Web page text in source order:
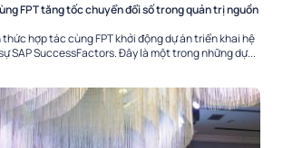
FPT tăng tốc chuyển đổi số trong quản trị nguồn
thức hợp tác cùng FPT khởi động dự án triển khai hệ
SAP SuccessFactors. Đây là một trong những dự...